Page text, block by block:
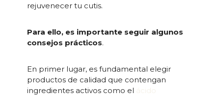
rejuvenecer tu cutis.
Para ello, es importante seguir algunos
consejos prácticos.
En primer lugar, es fundamental elegir
productos de calidad que contengan
ingredientes activos como el